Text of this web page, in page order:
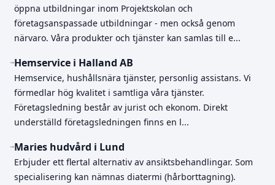
öppna utbildningar inom Projektskolan och
företagsanspassade utbildningar - men också genom
närvaro. Våra produkter och tjänster kan samlas till e...
Hemservice i Halland AB
Hemservice, hushållsnära tjänster, personlig assistans. Vi
förmedlar hög kvalitet i samtliga våra tjänster.
Företagsledning består av jurist och ekonom. Direkt
underställd företagsledningen finns en l...
Maries hudvård i Lund
Erbjuder ett flertal alternativ av ansiktsbehandlingar. Som
specialisering kan nämnas diatermi (hårborttagning).